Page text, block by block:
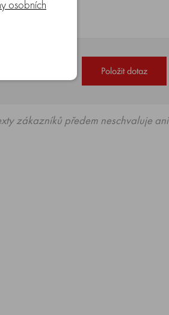
hod)
Položit dotaz
zákazníků předem neschvaluje ani
osobních